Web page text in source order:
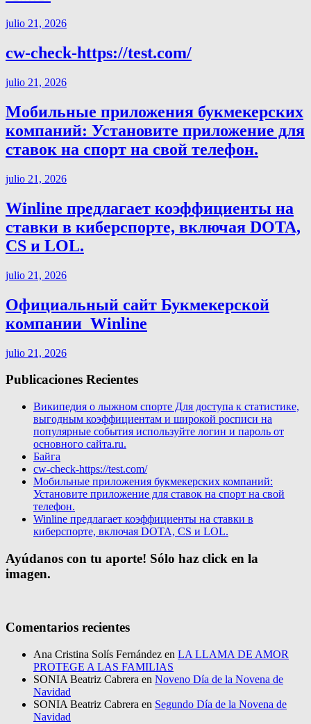
julio 21, 2026
cw-check-https://test.com/
julio 21, 2026
Мобильные приложения букмекерских
компаний: Установите приложение для
ставок на спорт на свой телефон.
julio 21, 2026
Winline предлагает коэффициенты на
ставки в киберспорте, включая DOTA,
CS и LOL.
julio 21, 2026
Официальный сайт Букмекерской
компании ️ Winline
julio 21, 2026
Publicaciones Recientes
Википедия о лыжном спорте Для доступа к статистике,
выгодным коэффициентам и широкой росписи на
популярные события используйте логин и пароль от
основного сайта.ru.
Байга
cw-check-https://test.com/
Мобильные приложения букмекерских компаний:
Установите приложение для ставок на спорт на свой
телефон.
Winline предлагает коэффициенты на ставки в
киберспорте, включая DOTA, CS и LOL.
Ayúdanos con tu aporte! Sólo haz click en la
imagen.
Comentarios recientes
Ana Cristina Solís Fernández en LA LLAMA DE AMOR
PROTEGE A LAS FAMILIAS
SONIA Beatriz Cabrera en Noveno Día de la Novena de
Navidad
SONIA Beatriz Cabrera en Segundo Día de la Novena de
Navidad